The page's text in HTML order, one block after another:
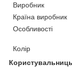
Виробник
Країна виробник
Особливості
Колір